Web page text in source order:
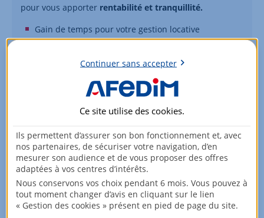
pour vous apporter rentabilité et tranquillité.
Gain de temps pour votre gestion locative
Rentabilité de votre bien optimisée
En savoir plus sur la gestion locative
Les 5 erreurs à éviter dans votre projet
d'investissement immobilier locatif à
Lyon
Ne pas analyser le marché immobilier locatif
Lyonnais
Continuer sans accepter
Ce site utilise des cookies.
Ils permettent d’assurer son bon fonctionnement et, avec
nos partenaires, de sécuriser votre navigation, d’en
mesurer son audience et de vous proposer des offres
adaptées à vos centres d’intérêts.
Nous conservons vos choix pendant 6 mois. Vous pouvez à
tout moment changer d’avis en cliquant sur le lien
« Gestion des cookies » présent en pied de page du site.